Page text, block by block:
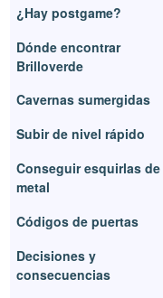
¿Hay postgame?
Dónde encontrar
Brilloverde
Cavernas sumergidas
Subir de nivel rápido
Conseguir esquirlas de
metal
Códigos de puertas
Decisiones y
consecuencias